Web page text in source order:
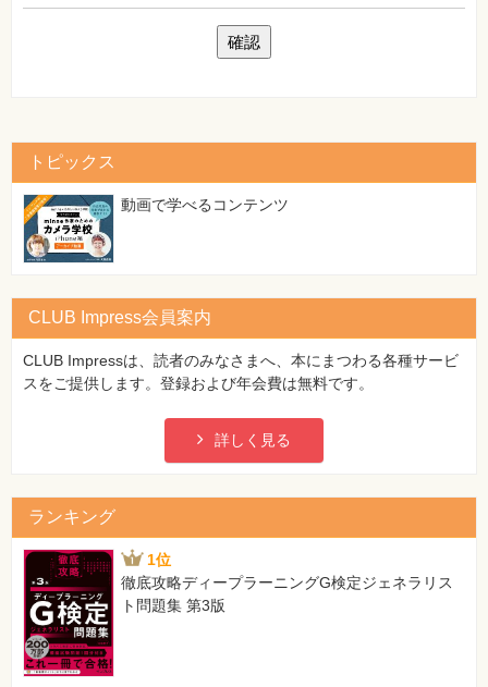
ー
特
⼀
覧
トピックス
動画で学べるコンテンツ
CLUB Impress会員案内
CLUB Impressは、読者のみなさまへ、本にまつわる各種サービ
スをご提供します。登録および年会費は無料です。
詳しく見る
ランキング
1位
徹底攻略ディープラーニングG検定ジェネラリス
ト問題集 第3版